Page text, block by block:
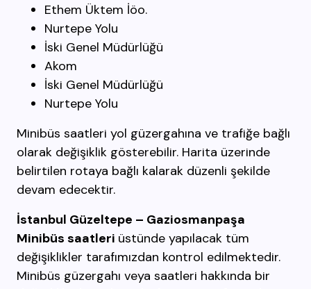
Ethem Üktem İöo.
Nurtepe Yolu
İski Genel Müdürlüğü
Akom
İski Genel Müdürlüğü
Nurtepe Yolu
Minibüs saatleri yol güzergahına ve trafiğe bağlı
olarak değişiklik gösterebilir. Harita üzerinde
belirtilen rotaya bağlı kalarak düzenli şekilde
devam edecektir.
İstanbul Güzeltepe – Gaziosmanpaşa
Minibüs saatleri üstünde yapılacak tüm
değişiklikler tarafımızdan kontrol edilmektedir.
Minibüs güzergahı veya saatleri hakkında bir